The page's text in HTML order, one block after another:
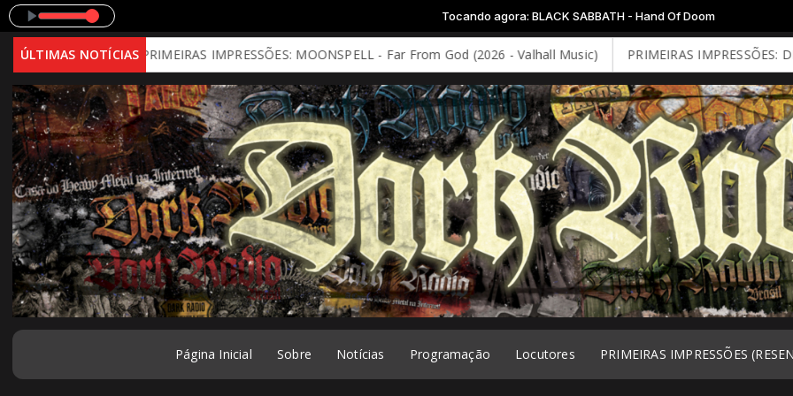
Tocando agora: BLACK SABBATH - Hand Of Doom
ÚLTIMAS NOTÍCIAS
Mind) PRIMEIRAS IMPRESSÕES: MOONSPELL - Far From God (2026 - Valhall Music) PRIMEIRAS IMPRESSÕES: DEEP
Página Inicial Sobre Notícias Programação Locutores PRIMEIRAS IMPRESSÕES